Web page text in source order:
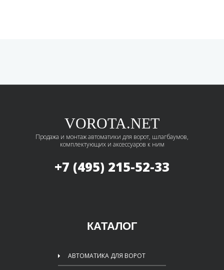
VOROTA.NET
Продажа и монтаж автоматики для ворот, шлагбаумов,
комплектующих и аксессуаров к ним
+7 (495) 215-52-33
КАТАЛОГ
АВТОМАТИКА ДЛЯ ВОРОТ